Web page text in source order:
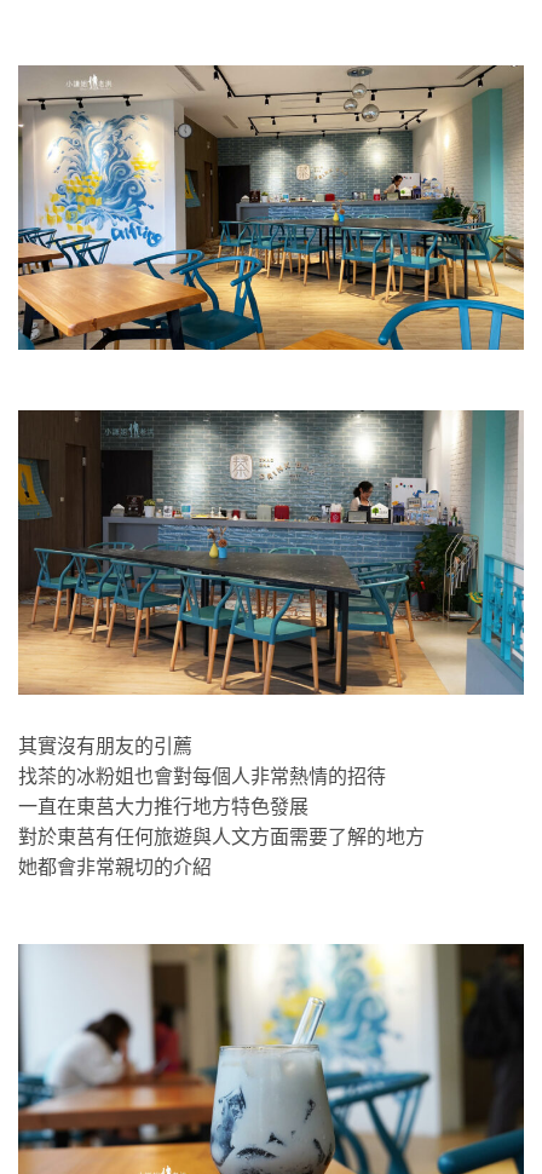
其實沒有朋友的引薦
找茶的冰粉姐也會對每個人非常熱情的招待
一直在東莒大力推行地方特色發展
對於東莒有任何旅遊與人文方面需要了解的地方
她都會非常親切的介紹